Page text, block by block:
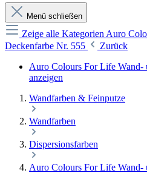
Menü schließen
Zeige alle Kategorien Auro
Deckenfarbe Nr. 555
Zurück
Auro Colours For Life Wand-
anzeigen
Wandfarben & Feinputze
Wandfarben
Dispersionsfarben
Auro Colours For Life Wand-